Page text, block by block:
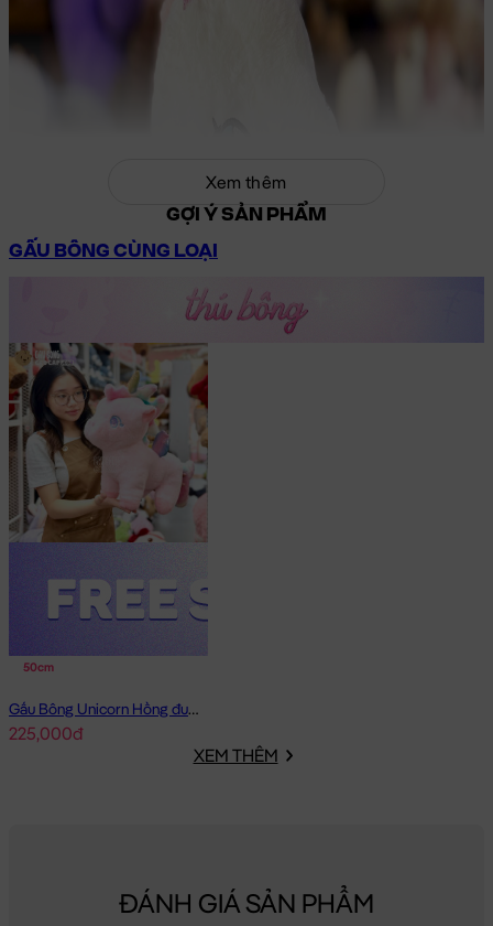
Gấu Bông Unicorn Quý Tộc tay chân dài
Xem thêm
GỢI Ý SẢN PHẨM
GẤU BÔNG CÙNG LOẠI
50cm
Gấu Bông Unicorn Hồng đuôi Galaxy
225,000đ
XEM THÊM
ĐÁNH GIÁ SẢN PHẨM